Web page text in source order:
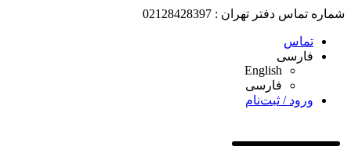
شماره تماس دفتر تهران : 02128428397
تماس
فارسی
English
فارسی
ورود / ثبت‌نام